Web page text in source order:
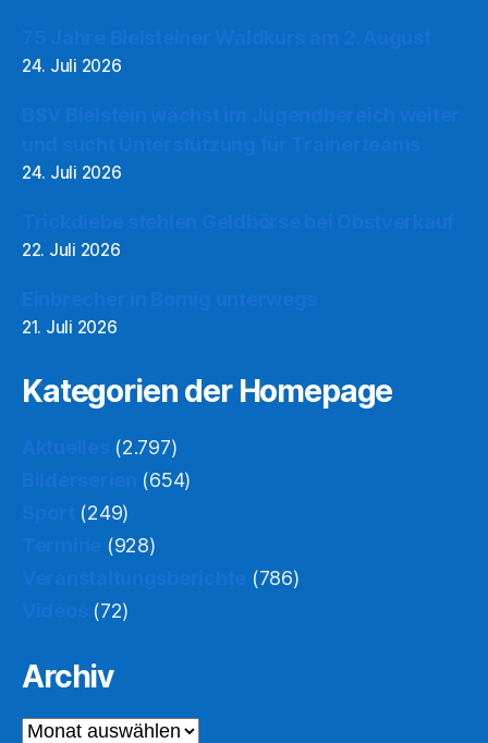
24. Juli 2026
24. Juli 2026
22. Juli 2026
21. Juli 2026
Kategorien der Homepage
(2.797)
(654)
(249)
(928)
(786)
(72)
Archiv
Archiv